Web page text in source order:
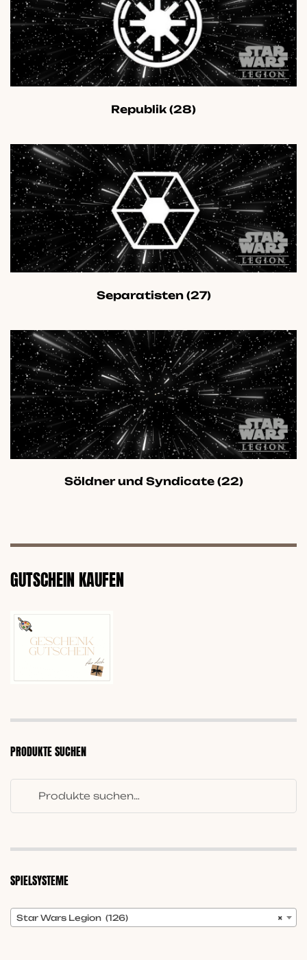
Republik (28)
Separatisten (27)
Söldner und Syndicate (22)
GUTSCHEIN KAUFEN
PRODUKTE SUCHEN
SPIELSYSTEME
×
Star Wars Legion (126)